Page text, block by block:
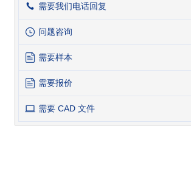
需要我们电话回复
问题咨询
需要样本
需要报价
需要 CAD 文件